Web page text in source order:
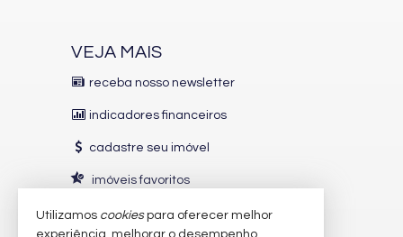
VEJA MAIS
receba nosso newsletter
indicadores financeiros
cadastre seu imóvel
imóveis favoritos
mapa de imóveis
Utilizamos cookiespara oferecer melhor
experiência, melhorar o desempenho,